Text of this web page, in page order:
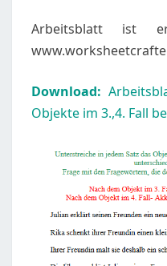
Arbeitsblatt ist
Download:
Objekte im 3.,4. Fall